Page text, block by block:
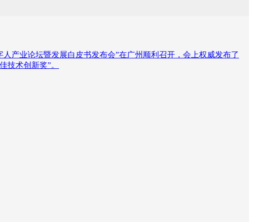
产业论坛暨发展白皮书发布会”在广州顺利召开，会上权威发布了
技术创新奖”。